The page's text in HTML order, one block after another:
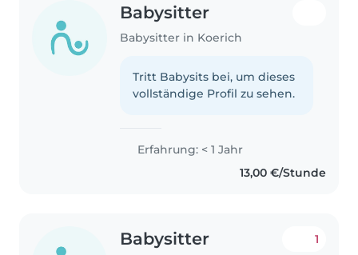
Babysitter
Babysitter in Koerich
Tritt Babysits bei, um dieses
vollständige Profil zu sehen.
Erfahrung: < 1 Jahr
13,00 €/Stunde
Babysitter 1